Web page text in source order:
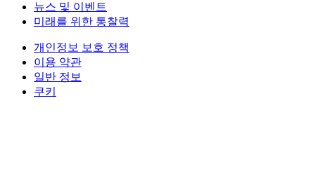
뉴스 및 이벤트
미래를 위한 통찰력
개인정보 보호 정책
이용 약관
일반 정보
쿠키